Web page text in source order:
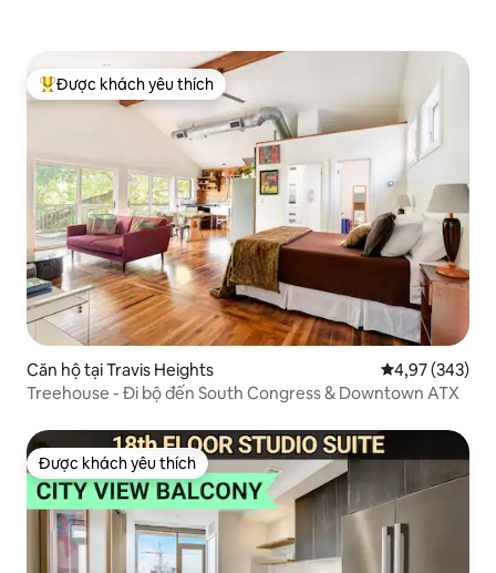
Được khách yêu thích nhất
Được khách yêu thích
Căn hộ tại Travis Heights Xếp hạng
4,97 (343)
Treehouse - Đi bộ đến South Congress & Downtown ATX
Được khách yêu thích
Được khách yêu thích